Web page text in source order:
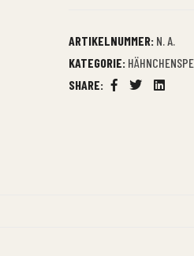
ARTIKELNUMMER: N. A.
KATEGORIE:
SHARE:
Facebook
Twitter